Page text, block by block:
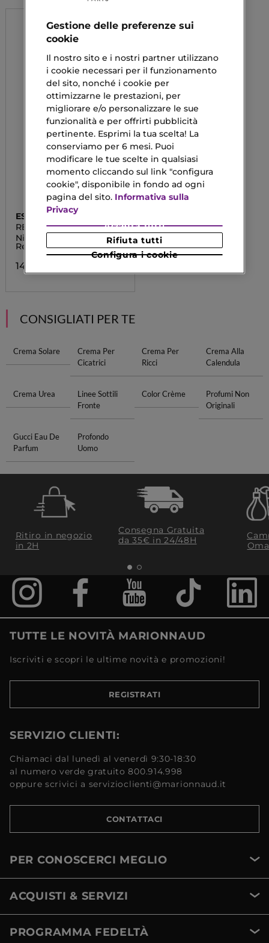
ESTÉE LAUDER
REVITALIZING SUPREME
+
Night Intensive
Restorative Creme
140,00 €
CONSIGLIATI PER TE
Crema Solare
Crema Per
Cicatrici
Crema Per
Ricci
Crema Alla
Calendula
Crema Urea
Linee Sottili
Fronte
Color Crème
Profumi Non
Originali
Gucci Eau De
Parfum
Profondo
Uomo
Ritiro in negozio
in 2H
Consegna Gratuita
da 35€​ in 24/48H
TUTTE LE NOVITÀ MARIONNAUD
Iscriviti e scopri le ultime novità e promozioni!
REGISTRATI
SERVIZIO CLIENTI:
Chiamaci dal lunedì al venerdì 9:30-18:30
al numero verde gratuito 800.914.998
oppure scrivici a servizioclienti@marionnaud.it
CONTATTACI
PER CONOSCERCI MEGLIO
ACQUISTI & SERVIZI
PROGRAMMA FEDELTÀ
Gestione delle preferenze sui
cookie
Il nostro sito e i nostri partner utilizzano
i cookie necessari per il funzionamento
del sito, nonché i cookie per
ottimizzarne le prestazioni, per
migliorare e/o personalizzare le sue
funzionalità e per offrirti pubblicità
pertinente. Esprimi la tua scelta! La
conserviamo per 6 mesi. Puoi
modificare le tue scelte in qualsiasi
momento cliccando sul link "configura
cookie", disponibile in fondo ad ogni
pagina del sito. Informativa sulla
Privacy
Configura i cookie
Rifiuta tutti
Accetta tutti